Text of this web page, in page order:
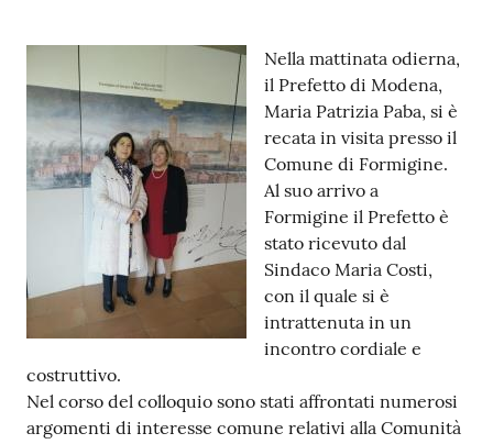
l
r
t
a
M
e
o
Tutti
gli
argomenti...
Contenuto
Nella mattinata odierna,
il Prefetto di Modena,
Maria Patrizia Paba, si è
recata in visita presso il
Comune di Formigine.
Al suo arrivo a
Formigine il Prefetto è
stato ricevuto dal
Sindaco Maria Costi,
con il quale si è
intrattenuta in un
incontro cordiale e
costruttivo.
Nel corso del colloquio sono stati affrontati numerosi
argomenti di interesse comune relativi alla Comunità